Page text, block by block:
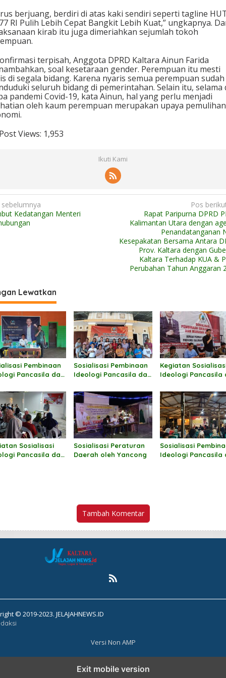
berjuang, berdiri di atas kaki sendiri seperti tagline
RI Pulih Lebih Cepat Bangkit Lebih Kuat,” ungkapnya.
kirab itu juga dimeriahkan sejumlah tokoh
terpisah, Anggota DPRD Kaltara Ainun Farida
soal kesetaraan gender. Perempuan itu mesti
di segala bidang. Karena nyaris semua perempuan sudah
seluruh bidang di pemerintahan. Selain itu, selama
pandemi Covid-19, kata Ainun, hal yang perlu menjadi
oleh kaum perempuan merupakan upaya pemulihan
Post Views: 1,953
Ikuti Kami
sebelumnya
Kedatangan Menteri
Pos
Rapat Paripurna DPRD
Kalimantan Utara dengan
Penandatanganan
Kesepakatan Bersama Antara
Prov. Kaltara dengan
Kaltara Terhadap KUA &
Perubahan Tahun Anggaran
Lewatkan
Pembinaan
Pancasila dan
Hermanus
Sosialisasi Pembinaan
Ideologi Pancasila dan
oleh Markus Sakke
Kegiatan
Ideologi Pancasila
oleh Andi M Akbar
Sosialisasi
Pancasila dan
Sosialisasi Peraturan
Daerah oleh Yancong
Sosialisasi
Ideologi Pancasila
Tambah Komentar
© 2019-2023. JELAJAHNEWS.ID
Versi Non AMP
Exit mobile version